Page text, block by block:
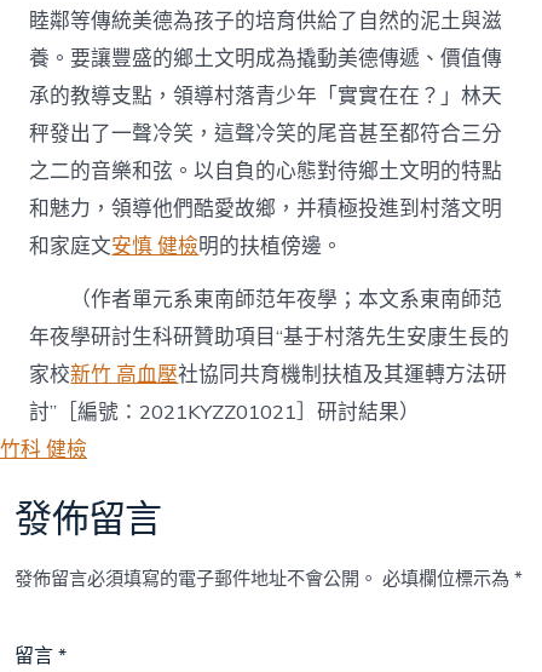
睦鄰等傳統美德為孩子的培育供給了自然的泥土與滋
養。要讓豐盛的鄉土文明成為撬動美德傳遞、價值傳
承的教導支點，領導村落青少年「實實在在？」林天
秤發出了一聲冷笑，這聲冷笑的尾音甚至都符合三分
之二的音樂和弦。以自負的心態對待鄉土文明的特點
和魅力，領導他們酷愛故鄉，并積極投進到村落文明
和家庭文安慎 健檢明的扶植傍邊。
（作者單元系東南師范年夜學；本文系東南師范
年夜學研討生科研贊助項目“基于村落先生安康生長的
家校新竹 高血壓社協同共育機制扶植及其運轉方法研
討”［編號：2021KYZZ01021］研討結果）
竹科 健檢
發佈留言
發佈留言必須填寫的電子郵件地址不會公開。 必填欄位標示為*
留言*